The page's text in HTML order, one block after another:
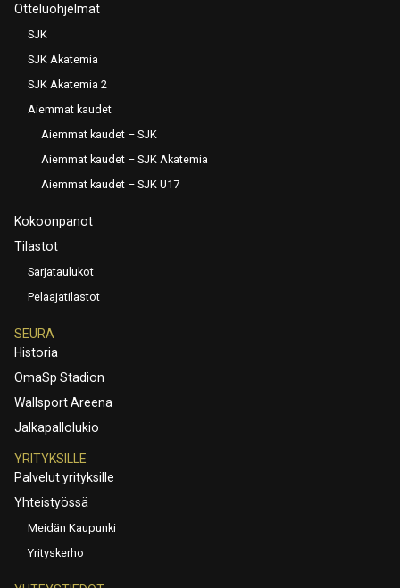
Otteluohjelmat
SJK
SJK Akatemia
SJK Akatemia 2
Aiemmat kaudet
Aiemmat kaudet – SJK
Aiemmat kaudet – SJK Akatemia
Aiemmat kaudet – SJK U17
Kokoonpanot
Tilastot
Sarjataulukot
Pelaajatilastot
SEURA
Historia
OmaSp Stadion
Wallsport Areena
Jalkapallolukio
YRITYKSILLE
Palvelut yrityksille
Yhteistyössä
Meidän Kaupunki
Yrityskerho